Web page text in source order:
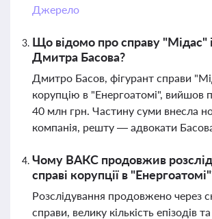
Джерело
Що відомо про справу "Мідас" і
Дмитра Басова?
Дмитро Басов, фігурант справи
корупцію в "Енергоатомі", вийшов
40 млн грн. Частину суми внесла
компанія, решту — адвокати
Чому ВАКС продовжив
справі корупції в
Розслідування продовжено через
справи, велику кількість епізодів